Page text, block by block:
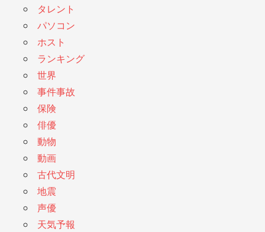
タレント
パソコン
ホスト
ランキング
世界
事件事故
保険
俳優
動物
動画
古代文明
地震
声優
天気予報